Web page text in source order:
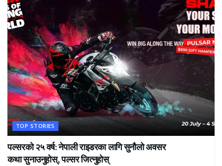
TOP STORIES
पल्सरको २५ वर्ष: नेपाली राइडरका लागि सुनौलो अवसर
कथा सुनाउनुहोस्, पल्सर जित्नुहोस्